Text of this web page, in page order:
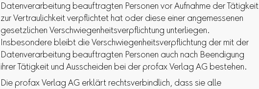
Datenverarbeitung beauftragten Personen vor Aufnahme der Tätigkeit
zur Vertraulichkeit verpflichtet hat oder diese einer angemessenen
gesetzlichen Verschwiegenheitsverpflichtung unterliegen.
Insbesondere bleibt die Verschwiegenheitsverpflichtung der mit der
Datenverarbeitung beauftragten Personen auch nach Beendigung
ihrer Tätigkeit und Ausscheiden bei der profax Verlag AG bestehen.
Die profax Verlag AG erklärt rechtsverbindlich, dass sie alle